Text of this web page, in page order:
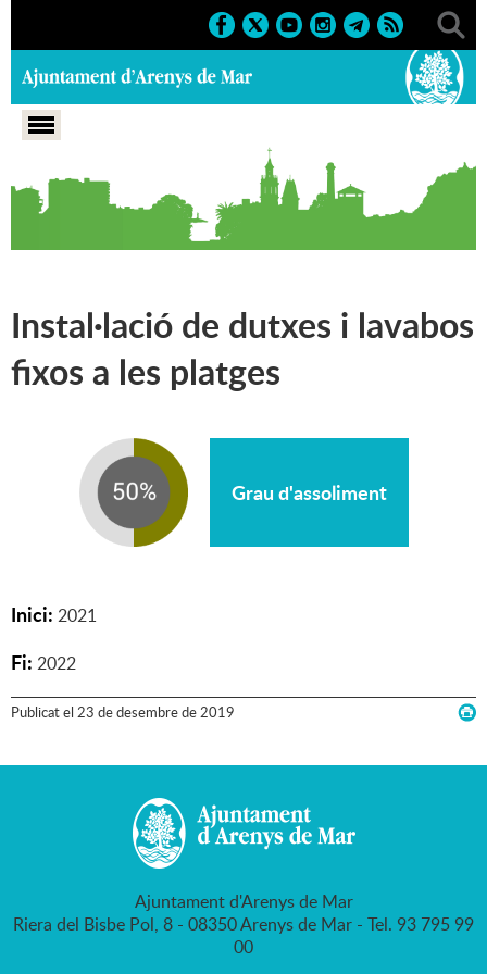
Portada Pla d'actuació municipal 2019-2023 > Eix 2:
Territori i Medi ambient
Medi ambient
Instal·lació de dutxes i lavabos
fixos a les platges
Grau d'assoliment
Inici: 2021
Fi: 2022
Publicatel 23 dedesembrede2019
Ajuntament d'Arenys de Mar
Riera del Bisbe Pol, 8 - 08350 Arenys de Mar - Tel. 93 795 99
00